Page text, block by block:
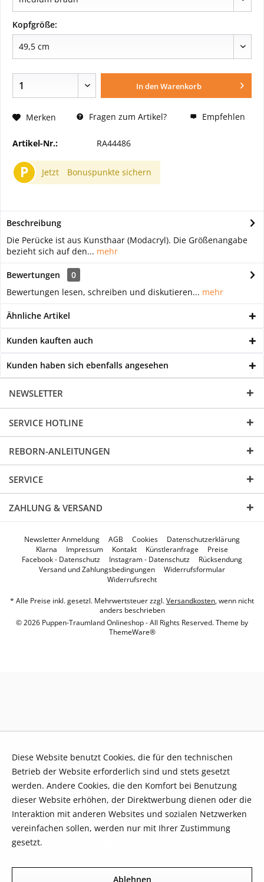
Kopfgröße:
In denWarenkorb
Merken Fragen zum Artikel? Empfehlen
Artikel-Nr.: RA44486
P Jetzt Bonuspunkte sichern
Beschreibung
Die Perücke ist aus Kunsthaar (Modacryl). Die Größenangabe
bezieht sich auf den... mehr
Bewertungen
0
Bewertungen lesen, schreiben und diskutieren... mehr
Ähnliche Artikel
Kunden kauften auch
Kunden haben sich ebenfalls angesehen
NEWSLETTER
SERVICE HOTLINE
REBORN-ANLEITUNGEN
SERVICE
ZAHLUNG & VERSAND
Newsletter Anmeldung AGB Cookies
Datenschutzerklärung
Klarna
Impressum Kontakt Künstleranfrage
Preise
Facebook - Datenschutz
Instagram - Datenschutz
Rücksendung
Versand und Zahlungsbedingungen
Widerrufsformular
Widerrufsrecht
* Alle Preise inkl. gesetzl. Mehrwertsteuer zzgl.Versandkosten, wenn nicht
anders beschrieben
© 2026 Puppen-Traumland Onlineshop - All Rights Reserved. Theme by
ThemeWare®
Diese Website benutzt Cookies, die für den technischen
Betrieb der Website erforderlich sind und stets gesetzt
werden. Andere Cookies, die den Komfort bei Benutzung
dieser Website erhöhen, der Direktwerbung dienen oder die
Interaktion mit anderen Websites und sozialen Netzwerken
vereinfachen sollen, werden nur mit Ihrer Zustimmung
gesetzt.
Ablehnen